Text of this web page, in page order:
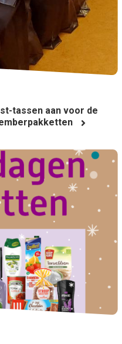
tassen aan voor de